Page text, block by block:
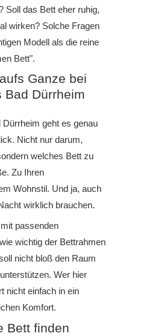
Soll das Bett eher ruhig,
wirken? Solche Fragen
Modell als die reine
Bett".
Ganze bei
Bad Dürrheim
geht es genau
Nicht nur darum,
welches Bett zu
Zu Ihren
Wohnstil. Und ja, auch
wirklich brauchen.
passenden
wichtig der Bettrahmen
nicht bloß den Raum
Wer hier
nicht einfach in ein
Komfort.
Bett finden